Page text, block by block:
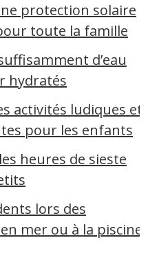
protection solaire
toute la famille
d’eau
hydratés
activités ludiques et
pour les enfants
heures de sieste
lors des
mer ou à la piscine